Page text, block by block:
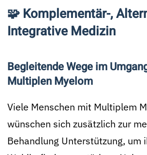
🧩 Komplementär-,
Integrative Medizin
Begleitende Wege im
Multiplen Myelom
Viele Menschen mit Multiplem
wünschen sich zusätzlich zur
Behandlung Unterstützung, um